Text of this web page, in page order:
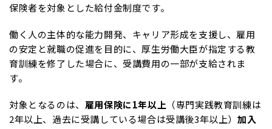
保険者を対象とした給付金制度です。
働く人の主体的な能力開発、キャリア形成を支援し、雇用
の安定と就職の促進を目的に、厚生労働大臣が指定する教
育訓練を修了した場合に、受講費用の一部が支給されま
す。
対象となるのは、 雇用保険に1年以上 （専門実践教育訓練は
2年以上、過去に受講している場合は受講後3年以上）加入